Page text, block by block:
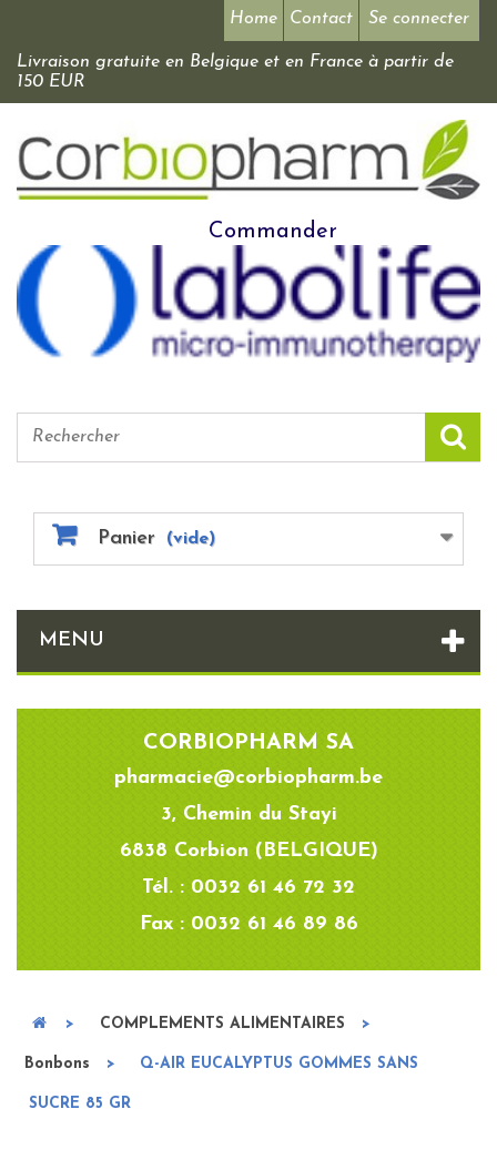
Se connecter
Home Contact
Livraison gratuite en Belgique et en France à partir de
150 EUR
Commander
Panier (vide)
MENU
CORBIOPHARM SA
pharmacie@corbiopharm.be
3, Chemin du Stayi
6838 Corbion (BELGIQUE)
Tél. : 0032 61 46 72 32
Fax : 0032 61 46 89 86
> COMPLEMENTS ALIMENTAIRES >
Bonbons > Q-AIR EUCALYPTUS GOMMES SANS
SUCRE 85 GR